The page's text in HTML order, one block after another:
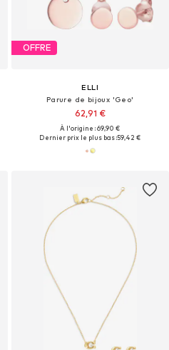
OFFRE
ELLI
Parure de bijoux 'Geo'
62,91 €
À l'origine : 69,90 €
Dernier prix le plus bas :59,42 €